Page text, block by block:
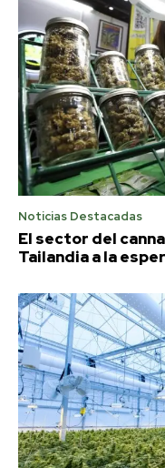
Noticias Destacadas
El sector del
Tailandia a la